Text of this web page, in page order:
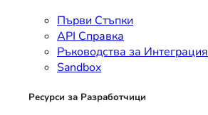
Първи Стъпки
API Справка
Ръководства за Интеграция
Sandbox
Ресурси за Разработчици